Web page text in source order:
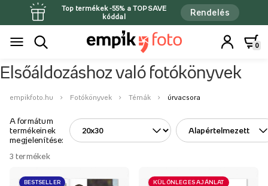
Top termékek -55% a TOPSAVE
kóddal
Rendelés
0
Elsőáldozáshoz való fotókönyvek
empikfoto.hu Fotókönyvek Témák úrvacsora
A formátum
termékeinek
megjelenítése:
3 termékek
BESTSELLER KÜLÖNLEGES AJÁNLAT